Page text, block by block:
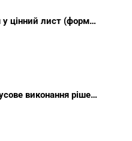
Опис вкладення у цінний лист (форма 107) + інструкція відправлення цінного листа з описом вкладення
Заява про примусове виконання рішення (зразок, шаблон 2025 року)